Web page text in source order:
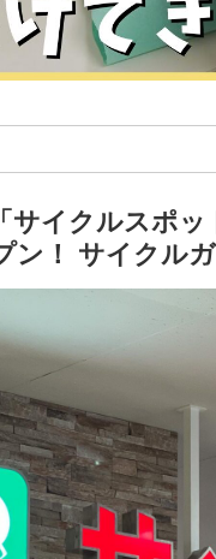
サイクルスポ
ン！ サイクル